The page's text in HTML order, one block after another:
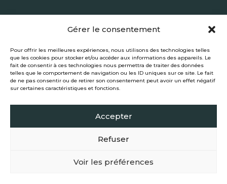
Gérer le consentement
Pour offrir les meilleures expériences, nous utilisons des technologies telles
que les cookies pour stocker et/ou accéder aux informations des appareils. Le
fait de consentir à ces technologies nous permettra de traiter des données
telles que le comportement de navigation ou les ID uniques sur ce site. Le fait
de ne pas consentir ou de retirer son consentement peut avoir un effet négatif
sur certaines caractéristiques et fonctions.
Accepter
Refuser
Voir les préférences
 06.34.31.62.57
Politique de confidentialité